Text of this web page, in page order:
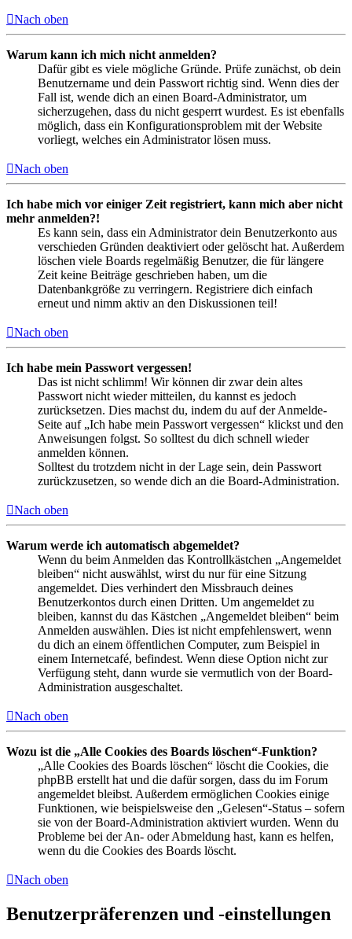
Nach oben
Warum kann ich mich nicht anmelden?
Dafür gibt es viele mögliche Gründe. Prüfe zunächst, ob dein
Benutzername und dein Passwort richtig sind. Wenn dies der
Fall ist, wende dich an einen Board-Administrator, um
sicherzugehen, dass du nicht gesperrt wurdest. Es ist ebenfalls
möglich, dass ein Konfigurationsproblem mit der Website
vorliegt, welches ein Administrator lösen muss.
Nach oben
Ich habe mich vor einiger Zeit registriert, kann mich aber nicht
mehr anmelden?!
Es kann sein, dass ein Administrator dein Benutzerkonto aus
verschieden Gründen deaktiviert oder gelöscht hat. Außerdem
löschen viele Boards regelmäßig Benutzer, die für längere
Zeit keine Beiträge geschrieben haben, um die
Datenbankgröße zu verringern. Registriere dich einfach
erneut und nimm aktiv an den Diskussionen teil!
Nach oben
Ich habe mein Passwort vergessen!
Das ist nicht schlimm! Wir können dir zwar dein altes
Passwort nicht wieder mitteilen, du kannst es jedoch
zurücksetzen. Dies machst du, indem du auf der Anmelde-
Seite auf „Ich habe mein Passwort vergessen“ klickst und den
Anweisungen folgst. So solltest du dich schnell wieder
anmelden können.
Solltest du trotzdem nicht in der Lage sein, dein Passwort
zurückzusetzen, so wende dich an die Board-Administration.
Nach oben
Warum werde ich automatisch abgemeldet?
Wenn du beim Anmelden das Kontrollkästchen „Angemeldet
bleiben“ nicht auswählst, wirst du nur für eine Sitzung
angemeldet. Dies verhindert den Missbrauch deines
Benutzerkontos durch einen Dritten. Um angemeldet zu
bleiben, kannst du das Kästchen „Angemeldet bleiben“ beim
Anmelden auswählen. Dies ist nicht empfehlenswert, wenn
du dich an einem öffentlichen Computer, zum Beispiel in
einem Internetcafé, befindest. Wenn diese Option nicht zur
Verfügung steht, dann wurde sie vermutlich von der Board-
Administration ausgeschaltet.
Nach oben
Wozu ist die „Alle Cookies des Boards löschen“-Funktion?
„Alle Cookies des Boards löschen“ löscht die Cookies, die
phpBB erstellt hat und die dafür sorgen, dass du im Forum
angemeldet bleibst. Außerdem ermöglichen Cookies einige
Funktionen, wie beispielsweise den „Gelesen“-Status – sofern
sie von der Board-Administration aktiviert wurden. Wenn du
Probleme bei der An- oder Abmeldung hast, kann es helfen,
wenn du die Cookies des Boards löscht.
Nach oben
Benutzerpräferenzen und -einstellungen